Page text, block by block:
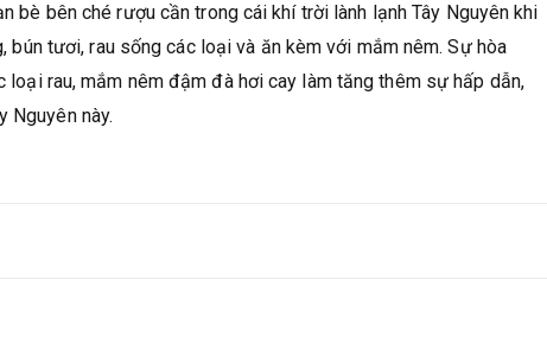
bè bên ché rượu cần trong cái khí trời lành lạnh Tây Nguyên khi
bún tươi, rau sống các loại và ăn kèm với mắm nêm. Sự hòa
rau, mắm nêm đậm đà hơi cay làm tăng thêm sự hấp dẫn,
Nguyên này.